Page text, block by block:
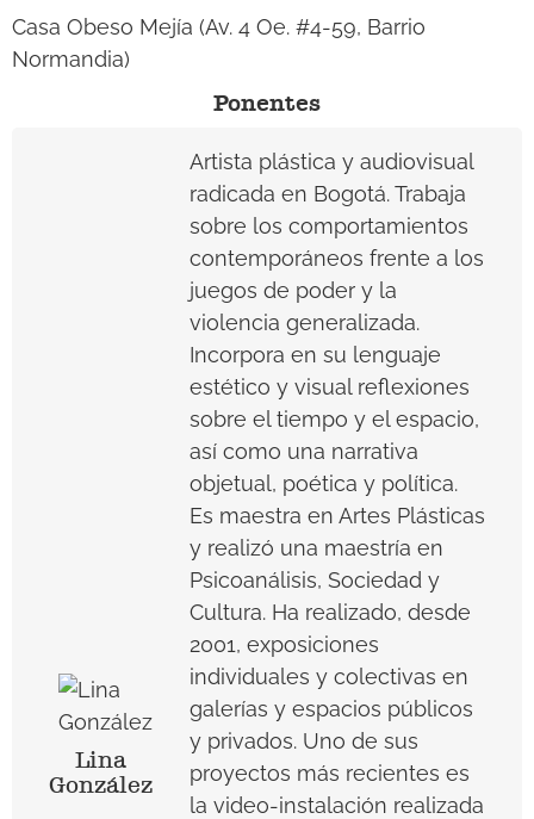
Casa Obeso Mejía (Av. 4 Oe. #4-59, Barrio
Normandia)
Ponentes
Lina
González
Artista plástica y audiovisual
radicada en Bogotá. Trabaja
sobre los comportamientos
contemporáneos frente a los
juegos de poder y la
violencia generalizada.
Incorpora en su lenguaje
estético y visual reflexiones
sobre el tiempo y el espacio,
así como una narrativa
objetual, poética y política.
Es maestra en Artes Plásticas
y realizó una maestría en
Psicoanálisis, Sociedad y
Cultura. Ha realizado, desde
2001, exposiciones
individuales y colectivas en
galerías y espacios públicos
y privados. Uno de sus
proyectos más recientes es
la video-instalación realizada